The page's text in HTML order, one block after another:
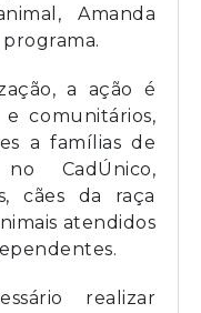
Amanda
a ação é
comunitários,
a famílias de
CadÚnico,
cães da raça
atendidos
realizar